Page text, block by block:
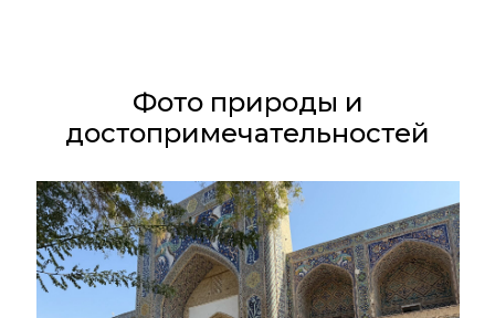
Фото природы и
достопримечательностей